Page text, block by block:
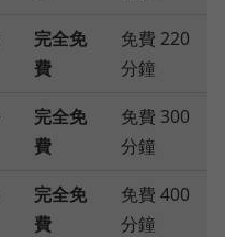
完全免
費
免費 220
分鐘
完全免
費
免費 300
分鐘
完全免
費
免費 400
分鐘